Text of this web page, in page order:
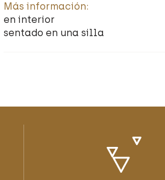
Más información:
en interior
sentado en una silla